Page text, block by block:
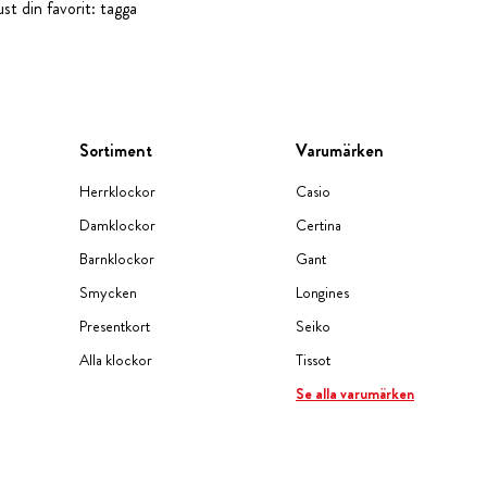
din favorit: tagga
Sortiment
Herrklockor
Damklockor
Barnklockor
Smycken
Presentkort
Alla klockor
Varumärken
Casio
Certina
Gant
Longines
Seiko
Tissot
Se alla varumärken